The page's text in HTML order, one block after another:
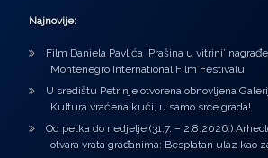
Najnovije:
Film Daniela Pavlića ‘Prašina u vitrini’
Montenegro International Film Festivalu
U središtu Petrinje otvorena obnovljena
Kultura vraćena kući, u samo srce grada!
Od petka do nedjelje (31.7. – 2.8.2026.)
otvara vrata građanima: Besplatan ulaz kao